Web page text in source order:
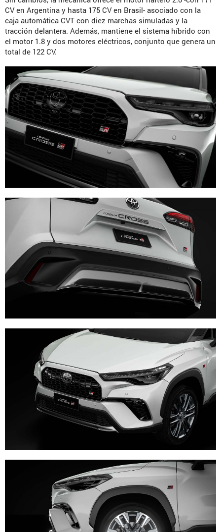
CV en Argentina y hasta 175 CV en Brasil- asociado con la
caja automática CVT con diez marchas simuladas y la
tracción delantera. Además, mantiene el sistema híbrido con
el motor 1.8 y dos motores eléctricos, conjunto que genera un
total de 122 CV.